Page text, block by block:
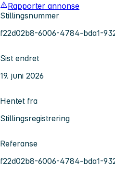
Rapporter annonse
Stillingsnummer
f22d02b8-6006-4784-bda1-
Sist endret
19. juni 2026
Hentet fra
Stillingsregistrering
Referanse
f22d02b8-6006-4784-bda1-